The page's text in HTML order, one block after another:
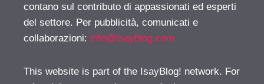
contano sul contributo di appassionati ed esperti
del settore. Per pubblicità, comunicati e
collaborazioni: info@isayblog.com
This website is part of the IsayBlog! network. For